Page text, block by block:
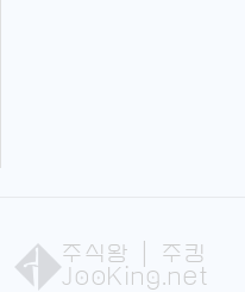
주식왕 | 주킹
JooKing.net